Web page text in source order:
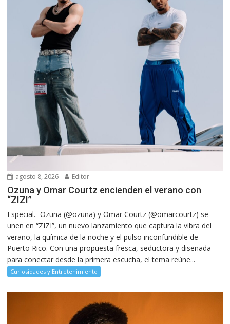
agosto 8, 2026 Editor
Ozuna y Omar Courtz encienden el verano con
“ZIZI”
Especial.- Ozuna (@ozuna) y Omar Courtz (@omarcourtz) se
unen en “ZIZI”, un nuevo lanzamiento que captura la vibra del
verano, la química de la noche y el pulso inconfundible de
Puerto Rico. Con una propuesta fresca, seductora y diseñada
para conectar desde la primera escucha, el tema reúne...
Curiosidades y Entretenimiento